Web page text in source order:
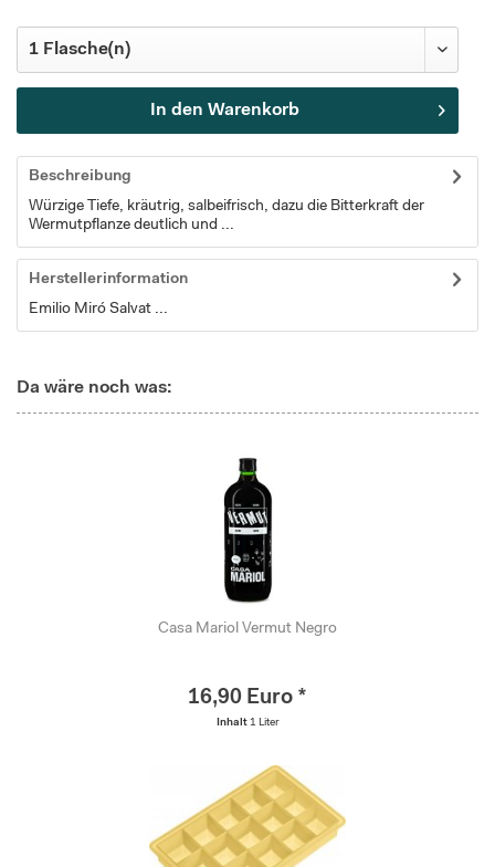
In den Warenkorb
Beschreibung
Würzige Tiefe, kräutrig, salbeifrisch, dazu die Bitterkraft der
Wermutpflanze deutlich und ...
Herstellerinformation
Emilio Miró Salvat ...
Da wäre noch was:
Casa Mariol Vermut Negro
16,90 Euro *
Inhalt 1 Liter